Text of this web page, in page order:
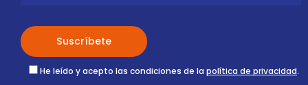
He leído y acepto las condiciones de la política de privacidad.